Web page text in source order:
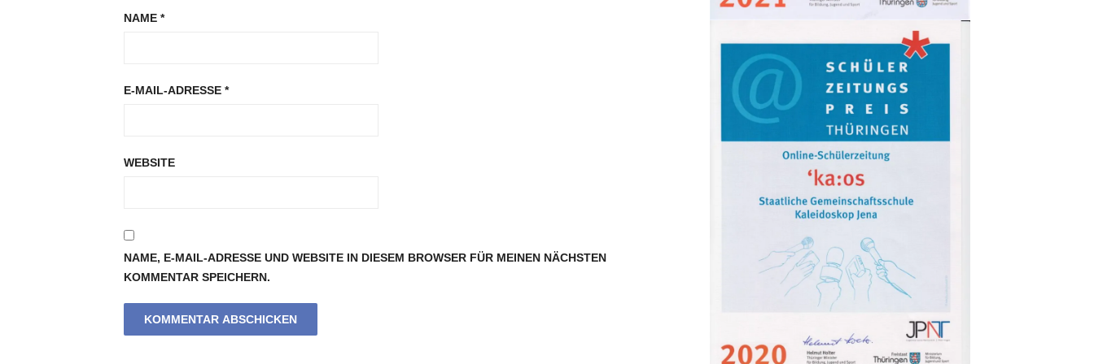
NAME *
E-MAIL-ADRESSE *
WEBSITE
NAME, E-MAIL-ADRESSE UND WEBSITE IN DIESEM BROWSER FÜR MEINEN NÄCHSTEN
KOMMENTAR SPEICHERN.